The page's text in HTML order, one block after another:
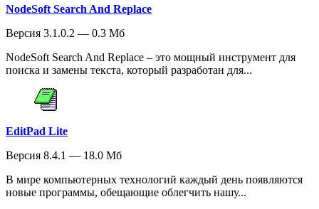
NodeSoft Search And Replace
Версия 3.1.0.2 — 0.3 Мб
NodeSoft Search And Replace – это мощный инструмент для
поиска и замены текста, который разработан для...
EditPad Lite
Версия 8.4.1 — 18.0 Мб
В мире компьютерных технологий каждый день появляются
новые программы, обещающие облегчить нашу...